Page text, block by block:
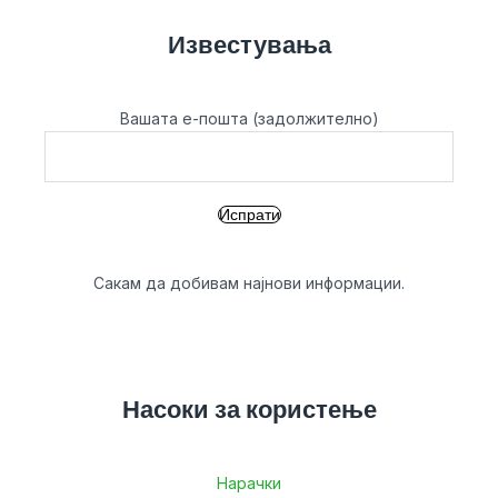
Известувања
Вашата е-пошта (задолжително)
Сакам да добивам најнови информации.
Насоки за користење
Нарачки